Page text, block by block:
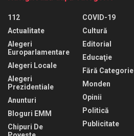
112
Actualitate
Alegeri
Europarlamentare
Alegeri Locale
Alegeri
Prezidentiale
Anunturi
Bloguri EMM
Chipuri De
COVID-19
Cultură
Editorial
Educaţie
Fără Categorie
Monden
Opinii
Politică
Publicitate